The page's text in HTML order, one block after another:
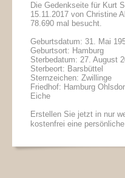
Die Gedenkseite für Kurt
15.11.2017 von Christine
78.690 mal besucht.
Geburtsdatum: 31. Mai
Geburtsort: Hamburg
Sterbedatum: 27. August
Sterbeort: Barsbüttel
Sternzeichen: Zwillinge
Friedhof: Hamburg
Eiche
Erstellen Sie jetzt in nur
kostenfrei eine